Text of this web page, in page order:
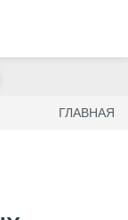
ГЛАВНАЯ